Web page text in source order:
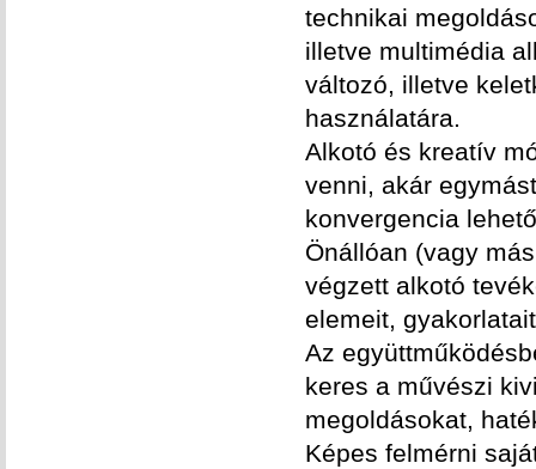
technikai
illetve multimédia
változó, illetve
használatára.
Alkotó és kreatív
venni, akár
konvergencia
Önállóan (vagy
végzett alkotó
elemeit,
Az
keres a művészi
megoldásokat,
Képes felmérni